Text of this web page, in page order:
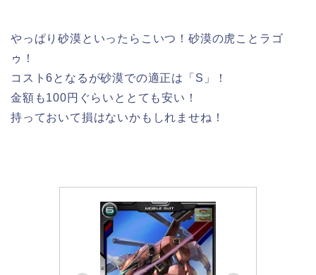
やっぱり砂漠といったらこいつ！砂漠の虎ことラゴ
ゥ！
コスト6となるが砂漠での適正は「S」！
金額も100円ぐらいととても安い！
持っておいて損はないかもしれませね！